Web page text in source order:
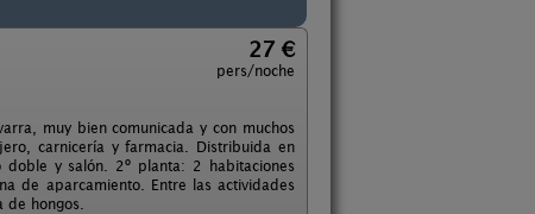
27 €
pers/noche
muy bien comunicada y con muchos
carnicería y farmacia. Distribuida en
y salón. 2º planta: 2 habitaciones
de aparcamiento. Entre las actividades
hongos.